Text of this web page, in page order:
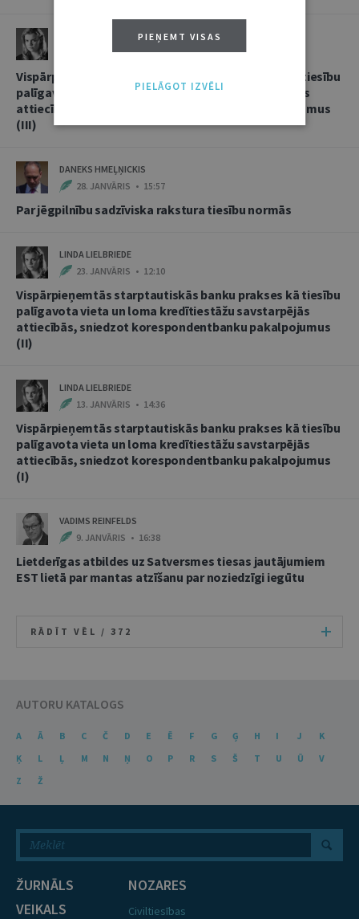
4. FEBRUĀRIS • 17:53
Vispārpieņemtās starptautiskās banku prakses kā tiesību
palīgavota vieta un loma kredītiestāžu savstarpējās
attiecībās, sniedzot korespondentbanku pakalpojumus
(III)
DANEKS HMEĻŅICKIS
28. JANVĀRIS • 15:57
Par jēgpilnību sadzīviska rakstura tiesību normās
LINDA LIELBRIEDE
23. JANVĀRIS • 12:10
Vispārpieņemtās starptautiskās banku prakses kā tiesību
palīgavota vieta un loma kredītiestāžu savstarpējās
attiecībās, sniedzot korespondentbanku pakalpojumus
(II)
LINDA LIELBRIEDE
13. JANVĀRIS • 14:36
Vispārpieņemtās starptautiskās banku prakses kā tiesību
palīgavota vieta un loma kredītiestāžu savstarpējās
attiecībās, sniedzot korespondentbanku pakalpojumus
(I)
VADIMS REINFELDS
9. JANVĀRIS • 16:38
Lietderīgas atbildes uz Satversmes tiesas jautājumiem
EST lietā par mantas atzīšanu par noziedzīgi iegūtu
RĀDĪT VĒL / 372
AUTORU KATALOGS
A Ā B C Č D E Ē F G Ģ H I J
K
Ķ
L Ļ M N Ņ O P R S Š T U Ū
V
Z
Ž
ŽURNĀLS
VEIKALS
NOZARES
Civiltiesības
PIEŅEMT VISAS
PIELĀGOT IZVĒLI